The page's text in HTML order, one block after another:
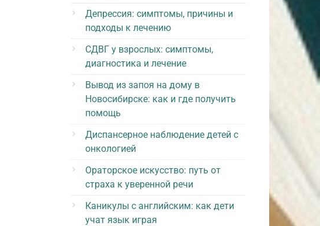
Депрессия: симптомы, причины и
подходы к лечению
СДВГ у взрослых: симптомы,
диагностика и лечение
Вывод из запоя на дому в
Новосибирске: как и где получить
помощь
Диспансерное наблюдение детей с
онкологией
Ораторское искусство: путь от
страха к уверенной речи
Каникулы с английским: как дети
учат язык играя